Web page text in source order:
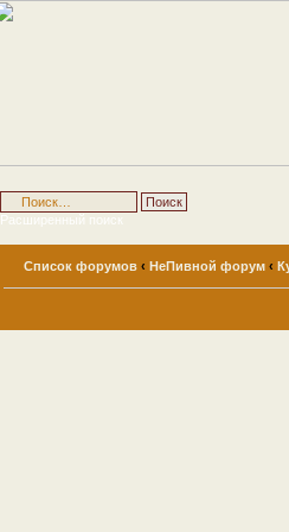
Расширенный поиск
Список форумов ‹ НеПивной форум ‹